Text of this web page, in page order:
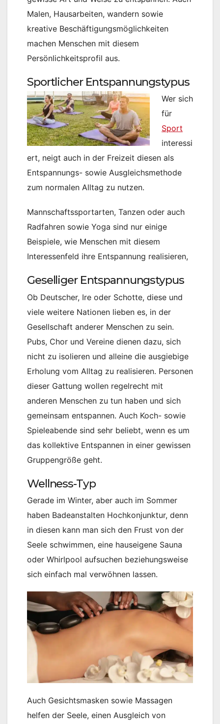
Malen, Hausarbeiten, wandern sowie
kreative Beschäftigungsmöglichkeiten
machen Menschen mit diesem
Persönlichkeitsprofil aus.
Sportlicher Entspannungstypus
Wer sich
für
Sport
interessi
ert, neigt auch in der Freizeit diesen als
Entspannungs- sowie Ausgleichsmethode
zum normalen Alltag zu nutzen.
Mannschaftssportarten, Tanzen oder auch
Radfahren sowie Yoga sind nur einige
Beispiele, wie Menschen mit diesem
Interessenfeld ihre Entspannung realisieren,
Geselliger Entspannungstypus
Ob Deutscher, Ire oder Schotte, diese und
viele weitere Nationen lieben es, in der
Gesellschaft anderer Menschen zu sein.
Pubs, Chor und Vereine dienen dazu, sich
nicht zu isolieren und alleine die ausgiebige
Erholung vom Alltag zu realisieren. Personen
dieser Gattung wollen regelrecht mit
anderen Menschen zu tun haben und sich
gemeinsam entspannen. Auch Koch- sowie
Spieleabende sind sehr beliebt, wenn es um
das kollektive Entspannen in einer gewissen
Gruppengröße geht.
Wellness-Typ
Gerade im Winter, aber auch im Sommer
haben Badeanstalten Hochkonjunktur, denn
in diesen kann man sich den Frust von der
Seele schwimmen, eine hauseigene Sauna
oder Whirlpool aufsuchen beziehungsweise
sich einfach mal verwöhnen lassen.
Auch Gesichtsmasken sowie Massagen
helfen der Seele, einen Ausgleich von